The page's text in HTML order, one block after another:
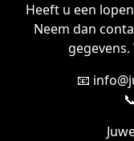
Heeft u een
Neem dan
📧